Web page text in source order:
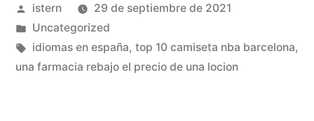
Publicado
por
istern
29 de septiembre de 2021
Publicado
en
Uncategorized
Etiquetas:
idiomas en españa, top 10 camiseta nba barcelona,
una farmacia rebajo el precio de una locion